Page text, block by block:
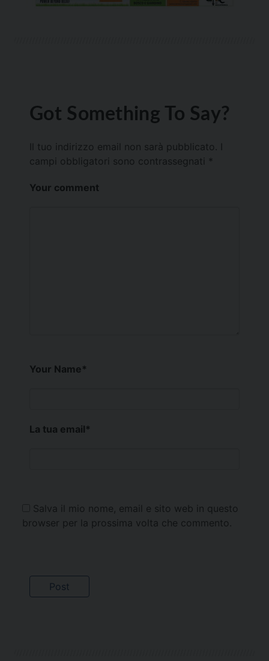
Got Something To Say?
Il tuo indirizzo email non sarà pubblicato.
campi obbligatori sono contrassegnati *
Your comment
Your Name*
La tua email*
Salva il mio nome, email e sito web in questo
browser per la prossima volta che commento.